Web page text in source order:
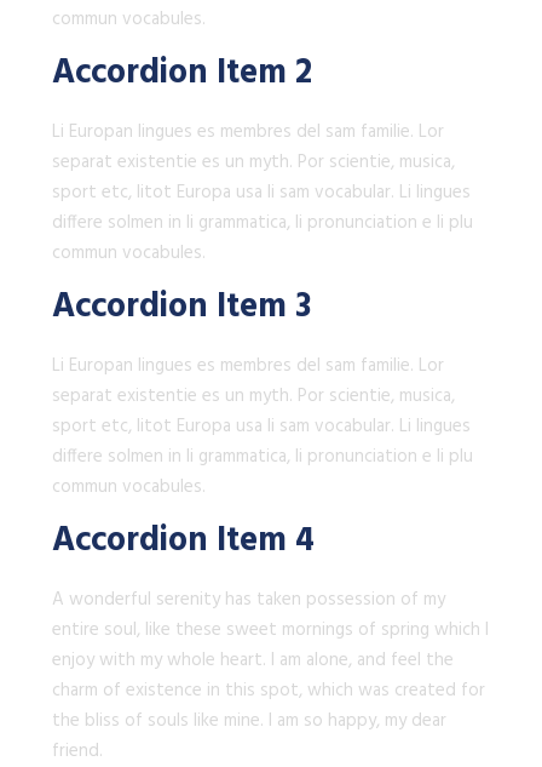
commun vocabules.
Accordion Item 2
Li Europan lingues es membres del sam familie. Lor
separat existentie es un myth. Por scientie, musica,
sport etc, litot Europa usa li sam vocabular. Li lingues
differe solmen in li grammatica, li pronunciation e li plu
commun vocabules.
Accordion Item 3
Li Europan lingues es membres del sam familie. Lor
separat existentie es un myth. Por scientie, musica,
sport etc, litot Europa usa li sam vocabular. Li lingues
differe solmen in li grammatica, li pronunciation e li plu
commun vocabules.
Accordion Item 4
A wonderful serenity has taken possession of my
entire soul, like these sweet mornings of spring which I
enjoy with my whole heart. I am alone, and feel the
charm of existence in this spot, which was created for
the bliss of souls like mine. I am so happy, my dear
friend.